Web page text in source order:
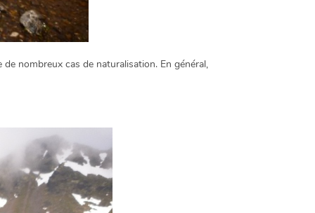
nombreux cas de naturalisation. En général,